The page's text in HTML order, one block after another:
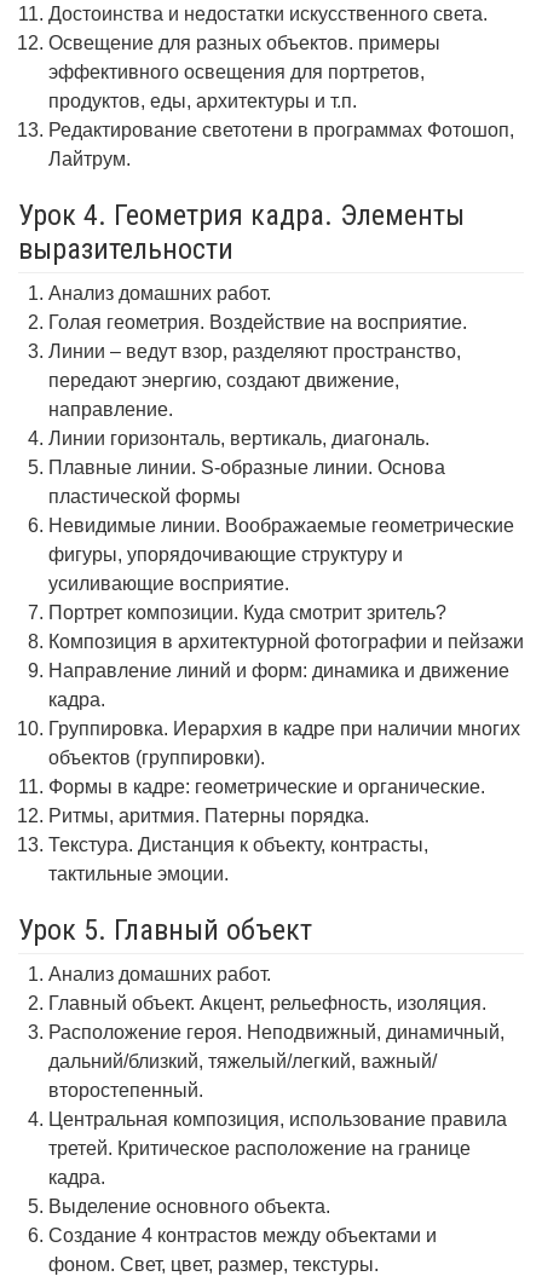
Достоинства и недостатки искусственного света.
Освещение для разных объектов. примеры
эффективного освещения для портретов,
продуктов, еды, архитектуры и т.п.
Редактирование светотени в программах Фотошоп,
Лайтрум.
Урок 4. Геометрия кадра. Элементы
выразительности
Анализ домашних работ.
Голая геометрия. Воздействие на восприятие.
Линии – ведут взор, разделяют пространство,
передают энергию, создают движение,
направление.
Линии горизонталь, вертикаль, диагональ.
Плавные линии. S-образные линии. Основа
пластической формы
Невидимые линии. Воображаемые геометрические
фигуры, упорядочивающие структуру и
усиливающие восприятие.
Портрет композиции. Куда смотрит зритель?
Композиция в архитектурной фотографии и пейзажи
Направление линий и форм: динамика и движение
кадра.
Группировка. Иерархия в кадре при наличии многих
объектов (группировки).
Формы в кадре: геометрические и органические.
Ритмы, аритмия. Патерны порядка.
Текстура. Дистанция к объекту, контрасты,
тактильные эмоции.
Урок 5. Главный объект
Анализ домашних работ.
Главный объект. Акцент, рельефность, изоляция.
Расположение героя. Неподвижный, динамичный,
дальний/близкий, тяжелый/легкий, важный/
второстепенный.
Центральная композиция, использование правила
третей. Критическое расположение на границе
кадра.
Выделение основного объекта.
Создание 4 контрастов между объектами и
фоном. Свет, цвет, размер, текстуры.